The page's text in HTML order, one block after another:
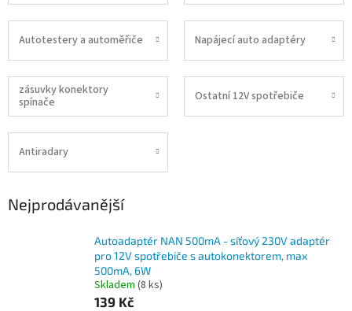
Autotestery a automěřiče Napájecí auto adaptéry
zásuvky konektory
spínače
Ostatní 12V spotřebiče
Antiradary
Nejprodávanější
Autoadaptér NAN 500mA - síťový 230V adaptér
pro 12V spotřebiče s autokonektorem, max
500mA, 6W
Skladem (8 ks)
139 Kč